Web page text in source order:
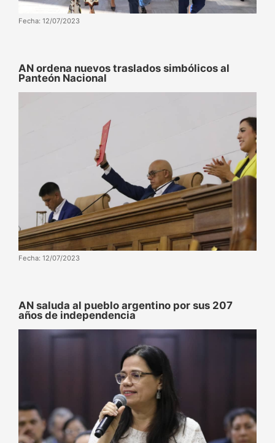
Fecha: 12/07/2023
AN ordena nuevos traslados simbólicos al
Panteón Nacional
Fecha: 12/07/2023
AN saluda al pueblo argentino por sus 207
años de independencia